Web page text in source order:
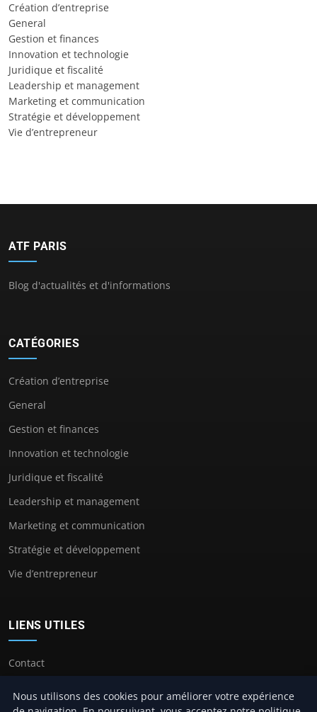
Création d’entreprise
General
Gestion et finances
Innovation et technologie
Juridique et fiscalité
Leadership et management
Marketing et communication
Stratégie et développement
Vie d’entrepreneur
ATF PARIS
Blog d'actualités et d'informations
CATÉGORIES
Création d’entreprise
General
Gestion et finances
Innovation et technologie
Juridique et fiscalité
Leadership et management
Marketing et communication
Stratégie et développement
Vie d’entrepreneur
LIENS UTILES
Contact
Nous utilisons des cookies pour améliorer votre expérience